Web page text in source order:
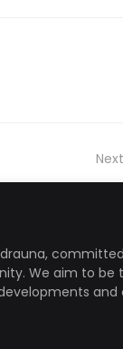
We aim to be
and